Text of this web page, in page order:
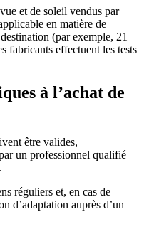
et de soleil vendus par
en matière de
(par exemple, 21
fabricants effectuent les tests
à l’achat de
être valides,
un professionnel qualifié
réguliers et, en cas de
d’adaptation auprès d’un